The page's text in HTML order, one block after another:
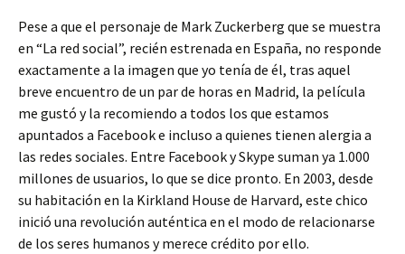
Pese a que el personaje de Mark Zuckerberg que se muestra
en “La red social”, recién estrenada en España, no responde
exactamente a la imagen que yo tenía de él, tras aquel
breve encuentro de un par de horas en Madrid, la película
me gustó y la recomiendo a todos los que estamos
apuntados a Facebook e incluso a quienes tienen alergia a
las redes sociales. Entre Facebook y Skype suman ya 1.000
millones de usuarios, lo que se dice pronto. En 2003, desde
su habitación en la Kirkland House de Harvard, este chico
inició una revolución auténtica en el modo de relacionarse
de los seres humanos y merece crédito por ello.